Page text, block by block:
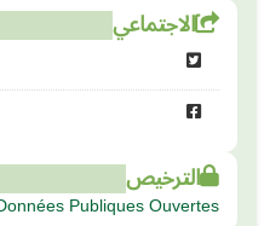
الاجتماعي
الترخيص
Publiques Ouvertes